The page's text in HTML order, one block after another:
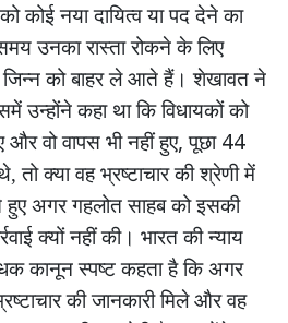
को कोई नया दायित्व या पद देने का
उनका रास्ता रोकने के लिए
जिन्न को बाहर ले आते हैं। शेखावत ने
उन्होंने कहा था कि विधायकों को
और वो वापस भी नहीं हुए,पूछा44
तो क्या वह भ्रष्टाचार की श्रेणी में
हुए अगर गहलोत साहब को इसकी
क्यों नहीं की। भारत की न्याय
कानून स्पष्ट कहता है कि अगर
की जानकारी मिले और वह